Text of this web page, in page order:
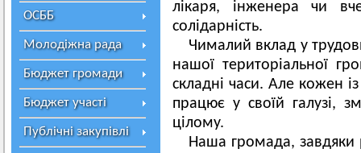
ОСББ
Молодіжна рада
Бюджет громади
Бюджет участі
Публічні закупівлі
лікаря, інженера чи
солідарність.
Чималий вклад у
нашої територіальної
складні часи. Але кожен
працює у своїй галузі,
цілому.
Наша громада, завдяки